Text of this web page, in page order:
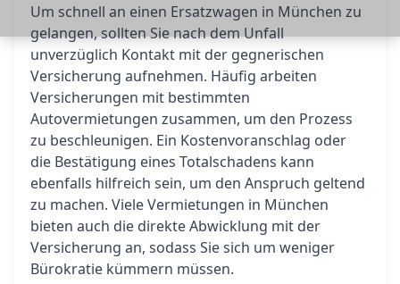
Um schnell an einen Ersatzwagen in München zu
gelangen, sollten Sie nach dem Unfall
unverzüglich Kontakt mit der gegnerischen
Versicherung aufnehmen. Häufig arbeiten
Versicherungen mit bestimmten
Autovermietungen zusammen, um den Prozess
zu beschleunigen. Ein Kostenvoranschlag oder
die Bestätigung eines Totalschadens kann
ebenfalls hilfreich sein, um den Anspruch geltend
zu machen. Viele Vermietungen in München
bieten auch die direkte Abwicklung mit der
Versicherung an, sodass Sie sich um weniger
Bürokratie kümmern müssen.